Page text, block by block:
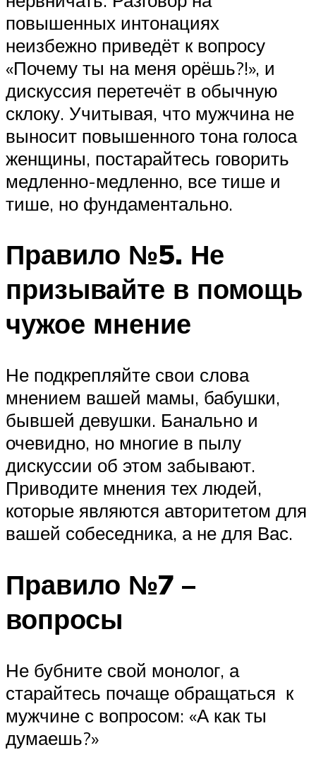
повышенных интонациях
неизбежно приведёт к вопросу
«Почему ты на меня орёшь?!», и
дискуссия перетечёт в обычную
склоку. Учитывая, что мужчина не
выносит повышенного тона голоса
женщины, постарайтесь говорить
медленно-медленно, все тише и
тише, но фундаментально.
Правило №5. Не
призывайте в помощь
чужое мнение
Не подкрепляйте свои слова
мнением вашей мамы, бабушки,
бывшей девушки. Банально и
очевидно, но многие в пылу
дискуссии об этом забывают.
Приводите мнения тех людей,
которые являются авторитетом для
вашей собеседника, а не для Вас.
Правило №7 –
вопросы
Не бубните свой монолог, а
старайтесь почаще обращаться к
мужчине с вопросом: «А как ты
думаешь?»